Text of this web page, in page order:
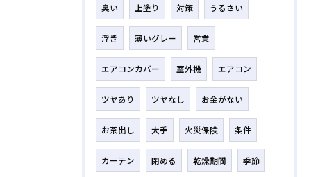
臭い 上塗り 対策 うるさい
浮き 薄いグレー 営業
エアコンカバー 室外機 エアコン
ツヤあり ツヤなし お金がない
お茶出し 大手 火災保険 条件
カーテン 閉める 乾燥期間 季節